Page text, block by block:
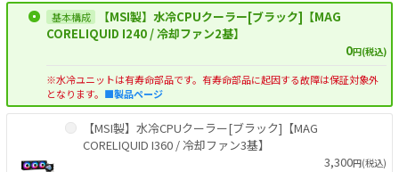
【MSI製】水冷CPUクーラー[ブラック]【MAG
CORELIQUID I240 / 冷却ファン2基】
0円(税込)
※水冷ユニットは有寿命部品です。有寿命部品に起因する故障は保証対象外
となります。 ■製品ページ
【MSI製】水冷CPUクーラー[ブラック]【MAG
CORELIQUID I360 / 冷却ファン3基】
3,300円(税込)